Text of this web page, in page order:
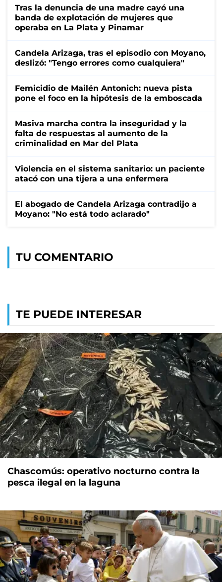
Tras la denuncia de una madre cayó una
banda de explotación de mujeres que
operaba en La Plata y Pinamar
Candela Arizaga, tras el episodio con Moyano,
deslizó: "Tengo errores como cualquiera"
Femicidio de Mailén Antonich: nueva pista
pone el foco en la hipótesis de la emboscada
Masiva marcha contra la inseguridad y la
falta de respuestas al aumento de la
criminalidad en Mar del Plata
Violencia en el sistema sanitario: un paciente
atacó con una tijera a una enfermera
El abogado de Candela Arizaga contradijo a
Moyano: "No está todo aclarado"
TU COMENTARIO
TE PUEDE INTERESAR
Chascomús: operativo nocturno contra la
pesca ilegal en la laguna